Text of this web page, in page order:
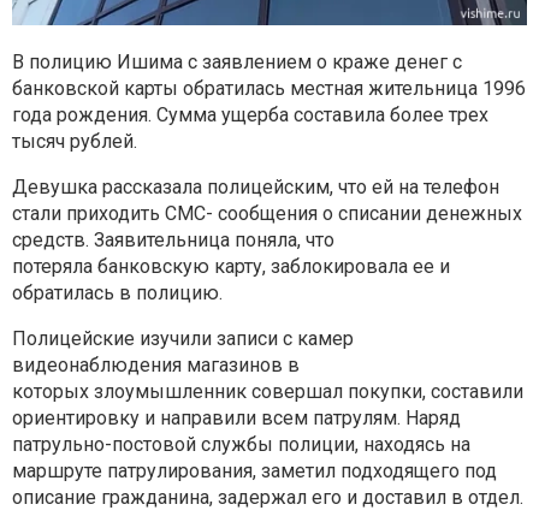
В полицию Ишима с заявлением о краже денег с
банковской карты обратилась местная жительница 1996
года рождения. Сумма ущерба составила более трех
тысяч рублей.
Девушка рассказала полицейским, что ей на телефон
стали приходить СМС- сообщения о списании денежных
средств. Заявительница поняла, что
потеряла банковскую карту, заблокировала ее и
обратилась в полицию.
Полицейские изучили записи с камер
видеонаблюдения магазинов в
которых злоумышленник совершал покупки, составили
ориентировку и направили всем патрулям. Наряд
патрульно-постовой службы полиции, находясь на
маршруте патрулирования, заметил подходящего под
описание гражданина, задержал его и доставил в отдел.